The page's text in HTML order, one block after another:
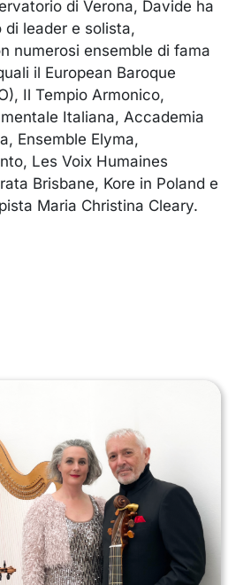
di Verona, Davide ha
di leader e solista,
numerosi ensemble di fama
il European Baroque
Il Tempio Armonico,
Italiana, Accademia
Ensemble Elyma,
Les Voix Humaines
Brisbane, Kore in Poland e
Maria Christina Cleary.